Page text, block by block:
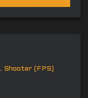
, Shooter (FPS)